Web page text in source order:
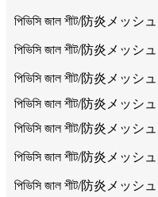
পিভিসি জাল শীট/防炎メッシ
পিভিসি জাল শীট/防炎メッシ
পিভিসি জাল শীট/防炎メッシ
পিভিসি জাল শীট/防炎メッシ
পিভিসি জাল শীট/防炎メッシ
পিভিসি জাল শীট/防炎メッシ
পিভিসি জাল শীট/防炎メッシ